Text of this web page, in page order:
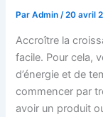
ParAdmin/20 avril
Accroître la
facile. Pour cela,
d’énergie et de
commencer par
avoir un produit